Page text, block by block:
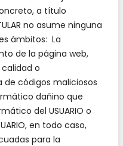
a título
no asume ninguna
ámbitos: La
de la página web,
o
de códigos maliciosos
dañino que
del USUARIO o
en todo caso,
para la